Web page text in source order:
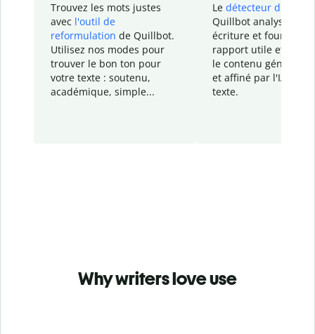
Trouvez les mots justes
avec l'outil de
reformulation de Quillbot.
Utilisez nos modes pour
trouver le bon ton pour
votre texte : soutenu,
académique, simple...
Le détecteur d'IA
Quillbot analyse votre
écriture et fournit un
rapport utile et
le contenu généré
et affiné par l'IA
texte.
Why writers love use